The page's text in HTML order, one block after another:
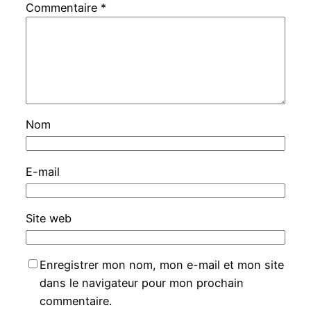
Commentaire *
Nom
E-mail
Site web
Enregistrer mon nom, mon e-mail et mon site
dans le navigateur pour mon prochain
commentaire.